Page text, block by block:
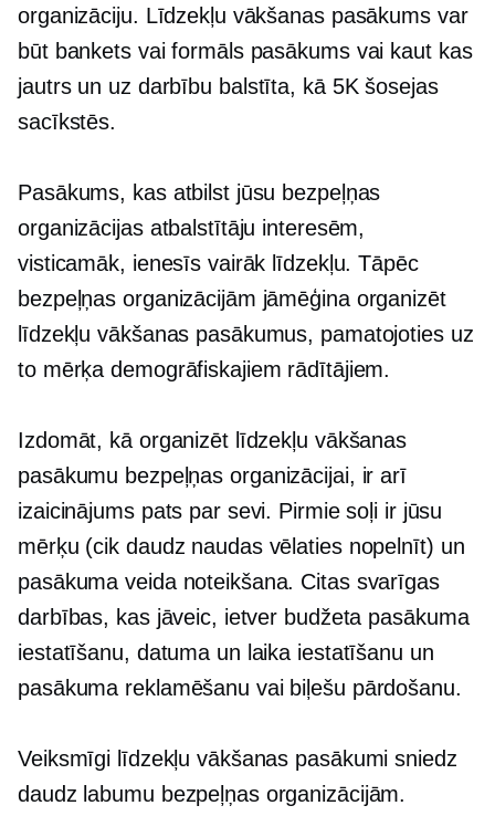
organizāciju. Līdzekļu vākšanas pasākums var
būt bankets vai formāls pasākums vai kaut kas
jautrs un uz darbību balstīta, kā 5K šosejas
sacīkstēs.
Pasākums, kas atbilst jūsu bezpeļņas
organizācijas atbalstītāju interesēm,
visticamāk, ienesīs vairāk līdzekļu. Tāpēc
bezpeļņas organizācijām jāmēģina organizēt
līdzekļu vākšanas pasākumus, pamatojoties uz
to mērķa demogrāfiskajiem rādītājiem.
Izdomāt, kā organizēt līdzekļu vākšanas
pasākumu bezpeļņas organizācijai, ir arī
izaicinājums pats par sevi. Pirmie soļi ir jūsu
mērķu (cik daudz naudas vēlaties nopelnīt) un
pasākuma veida noteikšana. Citas svarīgas
darbības, kas jāveic, ietver budžeta pasākuma
iestatīšanu, datuma un laika iestatīšanu un
pasākuma reklamēšanu vai biļešu pārdošanu.
Veiksmīgi līdzekļu vākšanas pasākumi sniedz
daudz labumu bezpeļņas organizācijām.